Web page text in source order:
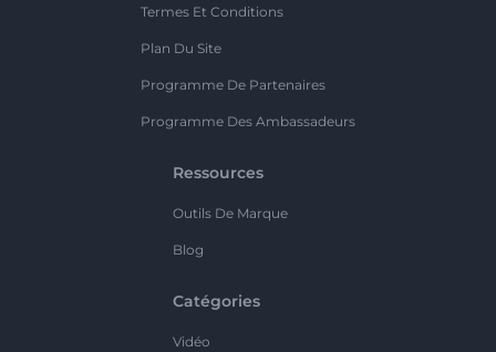
Termes Et Conditions
Plan Du Site
Programme De Partenaires
Programme Des Ambassadeurs
Ressources
Outils De Marque
Blog
Catégories
Vidéo